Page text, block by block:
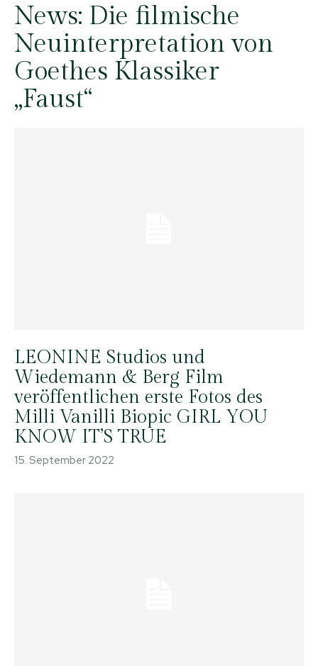
News: Die filmische
Neuinterpretation von
Goethes Klassiker
„Faust“
LEONINE Studios und
Wiedemann & Berg Film
veröffentlichen erste Fotos des
Milli Vanilli Biopic GIRL YOU
KNOW IT’S TRUE
15. September 2022